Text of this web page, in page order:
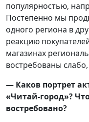
популярностью,
Постепенно мы
одного региона в
реакцию
магазинах
востребованы
— Каков портрет
«Читай-город»?
востребовано?